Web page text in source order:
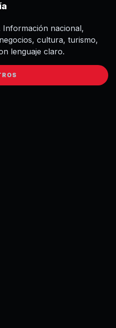
Información nacional,
cultura, turismo,
lenguaje claro.